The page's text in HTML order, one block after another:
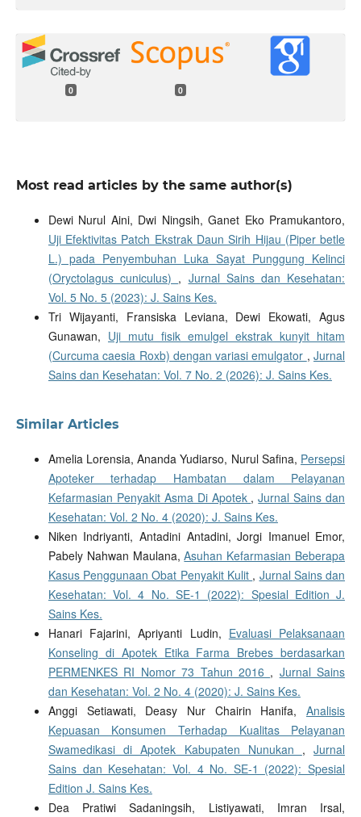
0 0
Most read articles by the same author(s)
Dewi Nurul Aini, Dwi Ningsih, Ganet Eko Pramukantoro,
Uji Efektivitas Patch Ekstrak Daun Sirih Hijau (Piper betle
L.) pada Penyembuhan Luka Sayat Punggung Kelinci
(Oryctolagus cuniculus) , Jurnal Sains dan Kesehatan:
Vol. 5 No. 5 (2023): J. Sains Kes.
Tri Wijayanti, Fransiska Leviana, Dewi Ekowati, Agus
Gunawan, Uji mutu fisik emulgel ekstrak kunyit hitam
(Curcuma caesia Roxb) dengan variasi emulgator ,Jurnal
Sains dan Kesehatan: Vol. 7 No. 2 (2026): J. Sains Kes.
Similar Articles
Amelia Lorensia, Ananda Yudiarso, Nurul Safina, Persepsi
Apoteker terhadap Hambatan dalam Pelayanan
Kefarmasian Penyakit Asma Di Apotek ,Jurnal Sains dan
Kesehatan: Vol. 2 No. 4 (2020): J. Sains Kes.
Niken Indriyanti, Antadini Antadini, Jorgi Imanuel Emor,
Pabely Nahwan Maulana,Asuhan Kefarmasian Beberapa
Kasus Penggunaan Obat Penyakit Kulit , Jurnal Sains dan
Kesehatan: Vol. 4 No. SE-1 (2022): Spesial Edition J.
Sains Kes.
Hanari Fajarini, Apriyanti Ludin, Evaluasi Pelaksanaan
Konseling di Apotek Etika Farma Brebes berdasarkan
PERMENKES RI Nomor 73 Tahun 2016 , Jurnal Sains
dan Kesehatan: Vol. 2 No. 4 (2020): J. Sains Kes.
Anggi Setiawati, Deasy Nur Chairin Hanifa,Analisis
Kepuasan Konsumen Terhadap Kualitas Pelayanan
Swamedikasi di Apotek Kabupaten Nunukan ,Jurnal
Sains dan Kesehatan: Vol. 4 No. SE-1 (2022): Spesial
Edition J. Sains Kes.
Dea Pratiwi Sadaningsih, Listiyawati, Imran Irsal,